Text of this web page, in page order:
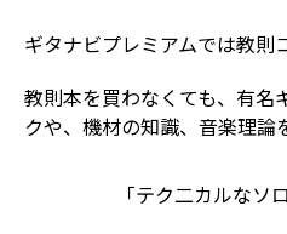
ギタナビプレミアムでは教則
教則本を買わなくても、有名
クや、機材の知識、音楽理論
「テク二カルなソ